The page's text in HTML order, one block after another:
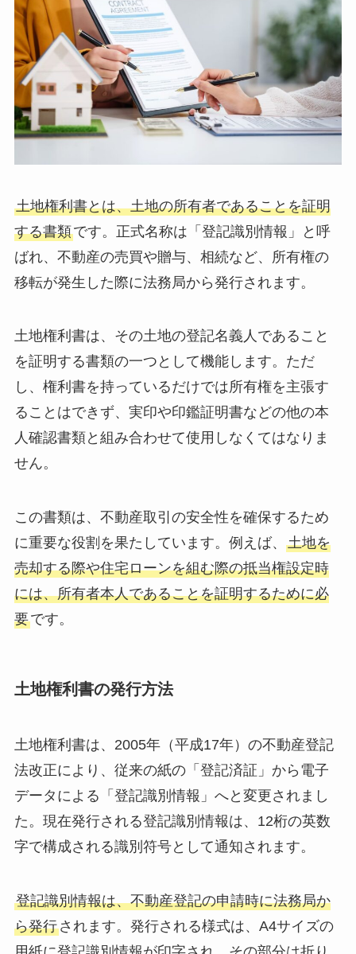
土地権利書とは、土地の所有者であることを証明
する書類です。正式名称は「登記識別情報」と呼
ばれ、不動産の売買や贈与、相続など、所有権の
移転が発生した際に法務局から発行されます。
土地権利書は、その土地の登記名義人であること
を証明する書類の一つとして機能します。ただ
し、権利書を持っているだけでは所有権を主張す
ることはできず、実印や印鑑証明書などの他の本
人確認書類と組み合わせて使用しなくてはなりま
せん。
この書類は、不動産取引の安全性を確保するため
に重要な役割を果たしています。例えば、 土地を
売却する際や住宅ローンを組む際の抵当権設定時
には、所有者本人であることを証明するために必
要です。
土地権利書の発行方法
土地権利書は、2005年（平成17年）の不動産登記
法改正により、従来の紙の「登記済証」から電子
データによる「登記識別情報」へと変更されまし
た。現在発行される登記識別情報は、12桁の英数
字で構成される識別符号として通知されます。
登記識別情報は、不動産登記の申請時に法務局か
ら発行されます。発行される様式は、A4サイズの